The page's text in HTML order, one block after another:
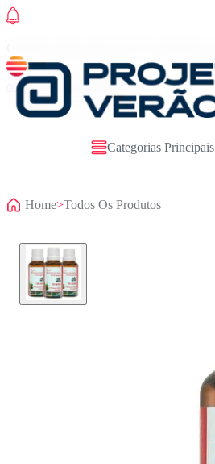
ofertas especiais
Categorias Principais
Home>Todos Os Produtos